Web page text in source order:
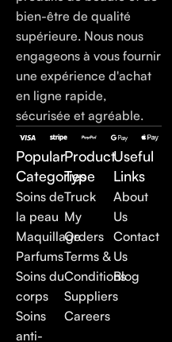
bien-être de qualité
supérieure. Nous nous
engageons à vous fournir
une expérience d'achat
en ligne rapide,
sécurisée et agréable.
Popular
Categories
Soins de
la peau
Maquillage
Parfums
Soins du
corps
Soins
anti-
Product
Type
Truck
My
Orders
Terms &
Conditions
Suppliers
Careers
Useful
Links
About
Us
Contact
Us
Blog